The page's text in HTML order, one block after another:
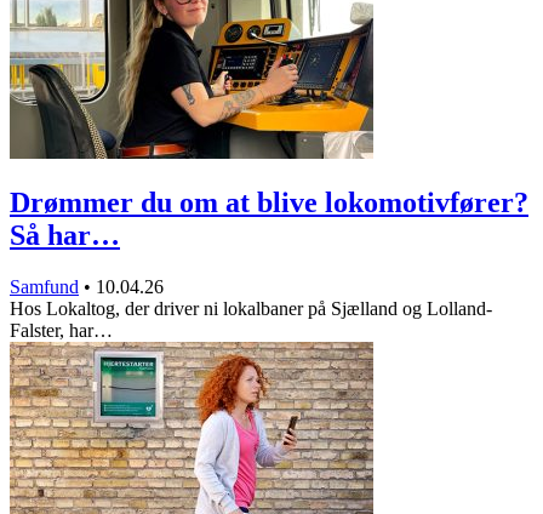
Drømmer du om at blive lokomotivfører?
Så har…
Samfund • 10.04.26
Hos Lokaltog, der driver ni lokalbaner på Sjælland og Lolland-
Falster, har…